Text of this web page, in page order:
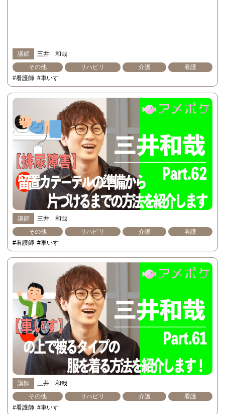
講師
三井 和哉
その他
リハビリ 介護
看護
#看護師 #車いす
講師
三井 和哉
その他
リハビリ 介護
看護
#看護師 #車いす
講師
三井 和哉
その他
リハビリ 介護
看護
#看護師 #車いす